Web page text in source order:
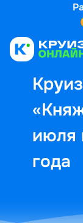
июля
года